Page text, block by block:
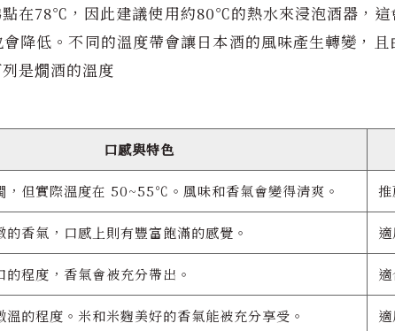
在78℃，因此建議使用約80℃的熱水來浸泡酒器，這
降低。不同的溫度帶會讓日本酒的風味產生轉變，
是燗酒的溫度
口感與特色
，但實際溫度在 50~55℃。風味和香氣會變得清爽。
的香氣，口感上則有豐富飽滿的感覺。
的程度，香氣會被充分帶出。
溫的程度。米和米麴美好的香氣能被充分享受。